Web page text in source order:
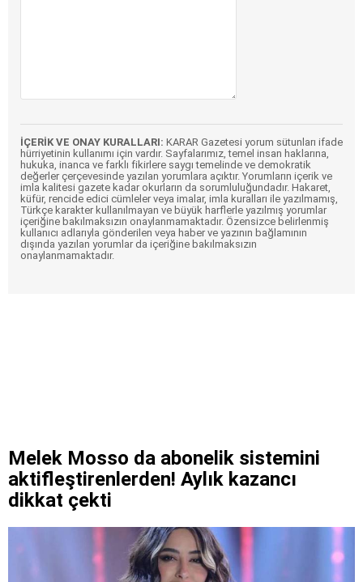
İÇERİK VE ONAY KURALLARI: KARAR Gazetesi yorum sütunları ifade
hürriyetinin kullanımı için vardır. Sayfalarımız, temel insan haklarına,
hukuka, inanca ve farklı fikirlere saygı temelinde ve demokratik
değerler çerçevesinde yazılan yorumlara açıktır. Yorumların içerik ve
imla kalitesi gazete kadar okurların da sorumluluğundadır. Hakaret,
küfür, rencide edici cümleler veya imalar, imla kuralları ile yazılmamış,
Türkçe karakter kullanılmayan ve büyük harflerle yazılmış yorumlar
içeriğine bakılmaksızın onaylanmamaktadır. Özensizce belirlenmiş
kullanıcı adlarıyla gönderilen veya haber ve yazının bağlamının
dışında yazılan yorumlar da içeriğine bakılmaksızın
onaylanmamaktadır.
Melek Mosso da abonelik sistemini
aktifleştirenlerden! Aylık kazancı
dikkat çekti